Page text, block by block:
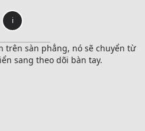
i
trên sàn phẳng, nó sẽ chuyển từ
sang theo dõi bàn tay.